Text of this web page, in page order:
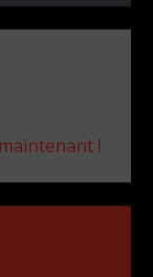
!